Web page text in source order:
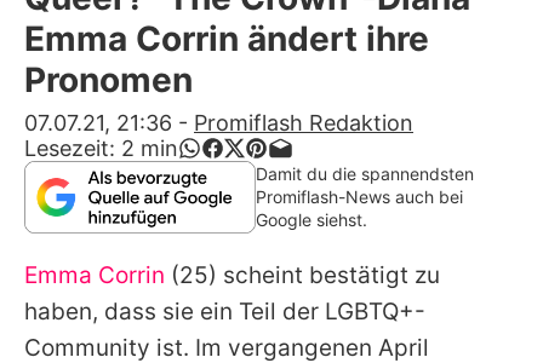
Alle Themen auf Promiflash
App runterladen
Team
Redaktionelle Richtlinien
Impressum
Datenschutzerklärung
Emma Corrin ändert ihre
Pronomen
07.07.21, 21:36 - Promiflash Redaktion
Lesezeit: 2 min
Damit du die spannendsten
Promiflash-News auch bei
Google siehst.
Emma Corrin (25) scheint bestätigt zu
haben, dass sie ein Teil der LGBTQ+-
Community ist. Im vergangenen April